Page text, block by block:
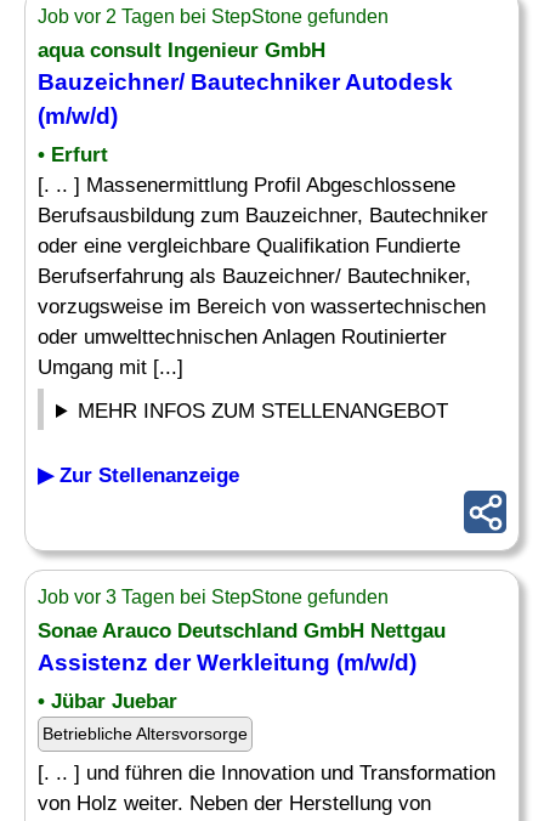
Job vor 2 Tagen bei StepStone gefunden
aqua consult Ingenieur GmbH
Bauzeichner/ Bautechniker Autodesk
(m/w/d)
• Erfurt
[. .. ] Massenermittlung Profil Abgeschlossene
Berufsausbildung zum Bauzeichner, Bautechniker
oder eine vergleichbare Qualifikation Fundierte
Berufserfahrung als Bauzeichner/ Bautechniker,
vorzugsweise im Bereich von wassertechnischen
oder umwelttechnischen Anlagen Routinierter
Umgang mit [...]
MEHR INFOS ZUM STELLENANGEBOT
▶ Zur Stellenanzeige
Job vor 3 Tagen bei StepStone gefunden
Sonae Arauco Deutschland GmbH Nettgau
Assistenz der Werkleitung (m/w/d)
• Jübar Juebar
Betriebliche Altersvorsorge
[. .. ] und führen die Innovation und Transformation
von Holz weiter. Neben der Herstellung von